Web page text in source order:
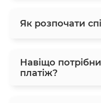
Як розпочати
Навіщо
платіж?